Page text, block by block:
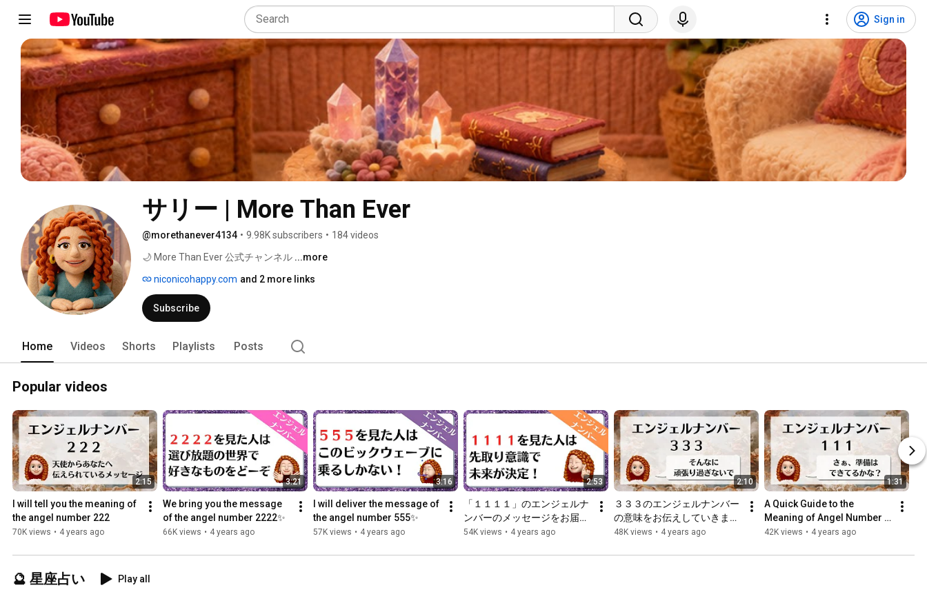
Sign in
サリー | More Than Ever
@morethanever4134 • 9.98K subscribers • 184 videos
🌙 More Than Ever 公式チャンネル ...more
niconicohappy.com and 2 more links
Subscribe
Home Videos Shorts Playlists Posts
Popular videos
2:15
I will tell you the meaning of
the angel number 222
70K views • 4 years ago
3:21
We bring you the message
of the angel number 2222✨
66K views • 4 years ago
3:16
I will deliver the message of
the angel number 555✨
57K views • 4 years ago
2:53
「１１１１」のエンジェルナ
ンバーのメッセージをお届け
します✨
54K views • 4 years ago
2:10
３３３のエンジェルナンバー
の意味をお伝えしていきます
✨
48K views • 4 years ago
1:31
A Quick Guide to the
Meaning of Angel Number
111!
42K views • 4 years ago
🔮 星座占い
Play all